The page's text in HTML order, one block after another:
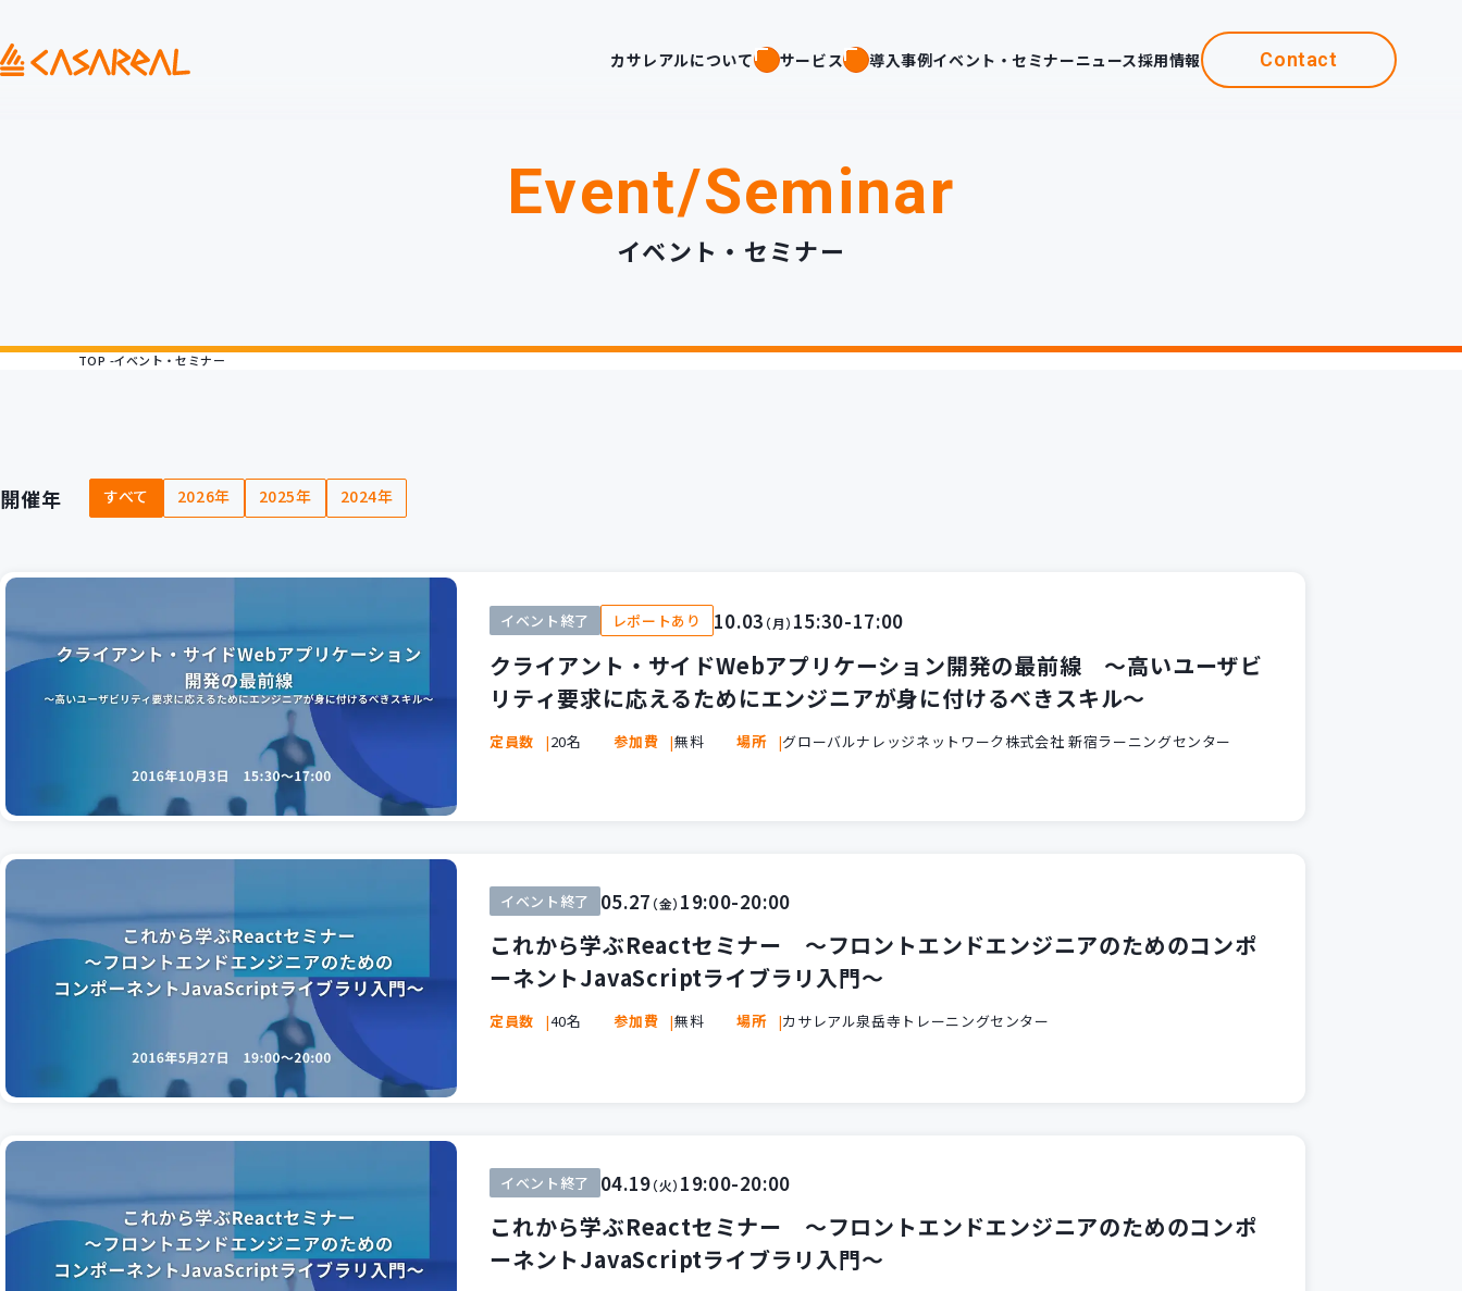
カサレアルについて サービス 導入事例イベント・セミナーニュース採用情報 Contact
Event/Seminar
イベント・セミナー
TOP イベント・セミナー
開催年 すべて 2026年 2025年 2024年
イベント終了 レポートあり 10.03 （月） 15:30-17:00
クライアント・サイドWebアプリケーション開発の最前線 ～高いユーザビ
リティ要求に応えるためにエンジニアが身に付けるべきスキル～
定員数 20名 参加費 無料 場所 グローバルナレッジネットワーク株式会社 新宿ラーニングセンター
イベント終了 05.27 （金） 19:00-20:00
これから学ぶReactセミナー ～フロントエンドエンジニアのためのコンポ
ーネントJavaScriptライブラリ入門～
定員数 40名 参加費 無料 場所 カサレアル泉岳寺トレーニングセンター
イベント終了 04.19（火） 19:00-20:00
これから学ぶReactセミナー ～フロントエンドエンジニアのためのコンポ
ーネントJavaScriptライブラリ入門～